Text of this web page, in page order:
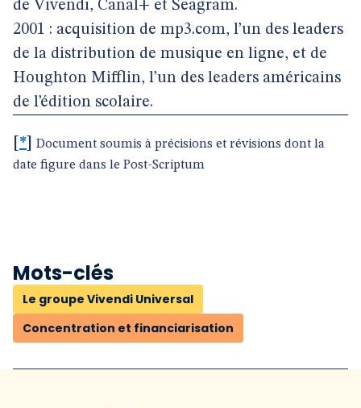
de Vivendi, Canal+ et Seagram.
2001 : acquisition de mp3.com, l’un des leaders
de la distribution de musique en ligne, et de
Houghton Mifflin, l’un des leaders américains
de l’édition scolaire.
*
Document soumis à précisions et révisions dont la
date figure dans le Post-Scriptum
Mots-clés
Le groupe Vivendi Universal
Concentration et financiarisation